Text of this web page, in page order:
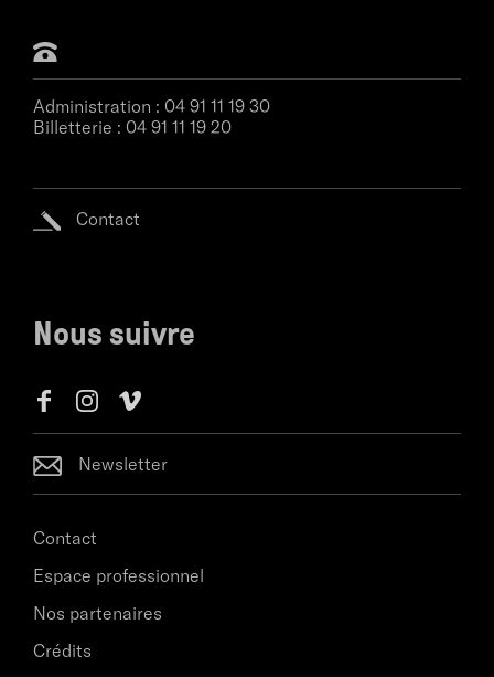
Administration : 04 91 11 19 30
Billetterie : 04 91 11 19 20
Contact
Nous suivre
Newsletter
Contact
Espace professionnel
Nos partenaires
Crédits